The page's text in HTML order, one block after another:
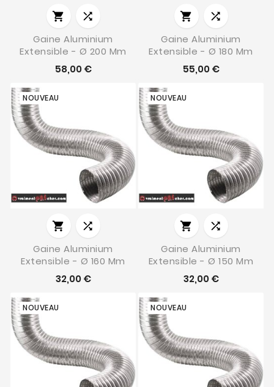


Gaine Aluminium
Extensible - Ø 200 Mm
58,00 €


Gaine Aluminium
Extensible - Ø 180 Mm
55,00 €
NOUVEAU


Gaine Aluminium
Extensible - Ø 160 Mm
32,00 €
NOUVEAU


Gaine Aluminium
Extensible - Ø 150 Mm
32,00 €
NOUVEAU NOUVEAU